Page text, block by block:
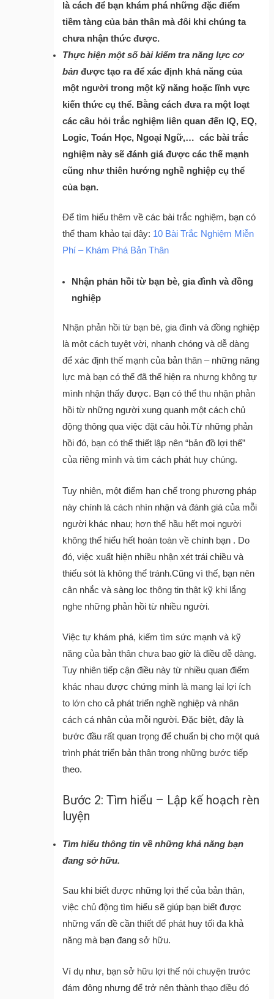
là cách để bạn khám phá những đặc điểm
tiềm tàng của bản thân mà đôi khi chúng ta
chưa nhận thức được.
Thực hiện một số bài kiểm tra năng lực cơ
bản được tạo ra để xác định khả năng của
một người trong một kỹ năng hoặc lĩnh vực
kiến ​​thức cụ thể. Bằng cách đưa ra một loạt
các câu hỏi trắc nghiệm liên quan đến IQ, EQ,
Logic, Toán Học, Ngoại Ngữ,… các bài trắc
nghiệm này sẽ đánh giá được các thế mạnh
cũng như thiên hướng nghề nghiệp cụ thể
của bạn.
Để tìm hiểu thêm về các bài trắc nghiệm, bạn có
thể tham khảo tại đây: 10 Bài Trắc Nghiệm Miễn
Phí – Khám Phá Bản Thân
Nhận phản hồi từ bạn bè, gia đình và đồng
nghiệp
Nhận phản hồi từ bạn bè, gia đình và đồng nghiệp
là một cách tuyệt vời, nhanh chóng và dễ dàng
để xác định thế mạnh của bản thân – những năng
lực mà bạn có thể đã thể hiện ra nhưng không tự
mình nhận thấy được. Bạn có thể thu nhận phản
hồi từ những người xung quanh một cách chủ
động thông qua việc đặt câu hỏi.Từ những phản
hồi đó, bạn có thể thiết lập nên “bản đồ lợi thế”
của riêng mình và tìm cách phát huy chúng.
Tuy nhiên, một điểm hạn chế trong phương pháp
này chính là cách nhìn nhận và đánh giá của mỗi
người khác nhau; hơn thế hầu hết mọi người
không thể hiểu hết hoàn toàn về chính bạn . Do
đó, việc xuất hiện nhiều nhận xét trái chiều và
thiếu sót là không thể tránh.Cũng vì thế, bạn nên
cân nhắc và sàng lọc thông tin thật kỹ khi lắng
nghe những phản hồi từ nhiều người.
Việc tự khám phá, kiếm tìm sức mạnh và kỹ
năng của bản thân chưa bao giờ là điều dễ dàng.
Tuy nhiên tiếp cận điều này từ nhiều quan điểm
khác nhau được chứng minh là mang lại lợi ích
to lớn cho cả phát triển nghề nghiệp và nhân
cách cá nhân của mỗi người. Đặc biệt, đây là
bước đầu rất quan trọng để chuẩn bị cho một quá
trình phát triển bản thân trong những bước tiếp
theo.
Bước 2: Tìm hiểu – Lập kế hoạch rèn
luyện
Tìm hiểu thông tin về những khả năng bạn
đang sở hữu.
Sau khi biết được những lợi thế của bản thân,
việc chủ động tìm hiểu sẽ giúp bạn biết được
những vấn đề cần thiết để phát huy tối đa khả
năng mà bạn đang sở hữu.
Ví dụ như, bạn sở hữu lợi thế nói chuyện trước
đám đông nhưng để trở nên thành thạo điều đó